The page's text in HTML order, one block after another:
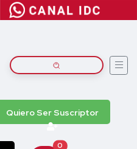
Quiero Ser Suscriptor
0